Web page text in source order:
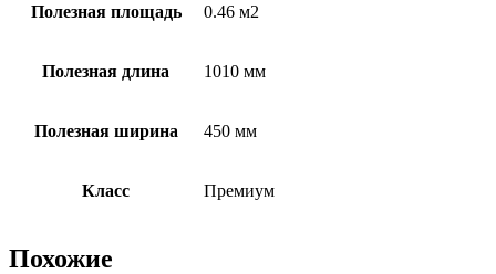
Полезная площадь 0.46 м2
Полезная длина 1010 мм
Полезная ширина 450 мм
Класс Премиум
Похожие